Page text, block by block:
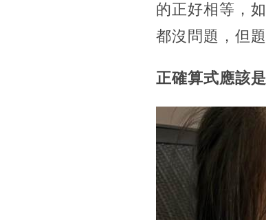
的正好相等，
都沒問題，但
正確算式應該